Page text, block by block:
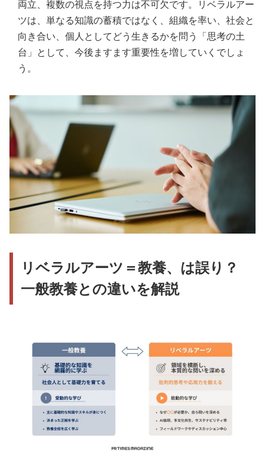
両立、複数の視点を持つ力は不可欠です。リベラルアー
ツは、単なる知識の蓄積ではなく、組織を率い、社会と
向き合い、個人としてどう生きるかを問う「思考の土
台」として、今後ますます重要性を増していくでしょ
う。
リベラルアーツ＝教養、は誤り？
一般教養との違いを解説